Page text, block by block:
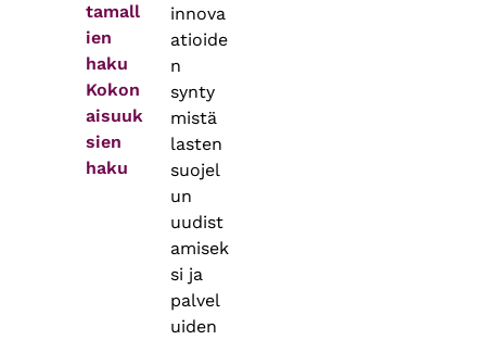
tamall
ien
haku
Kokon
aisuuk
sien
haku
innova
atioide
n
synty
mistä
lasten
suojel
un
uudist
amisek
si ja
palvel
uiden